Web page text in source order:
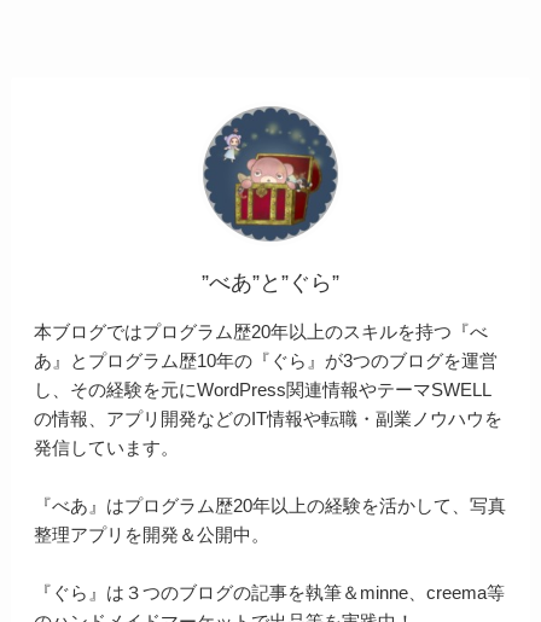
”べあ”と”ぐら”
本ブログではプログラム歴20年以上のスキルを持つ『べ
あ』とプログラム歴10年の『ぐら』が3つのブログを運営
し、その経験を元にWordPress関連情報やテーマSWELL
の情報、アプリ開発などのIT情報や転職・副業ノウハウを
発信しています。
『べあ』はプログラム歴20年以上の経験を活かして、写真
整理アプリを開発＆公開中。
『ぐら』は３つのブログの記事を執筆＆minne、creema等